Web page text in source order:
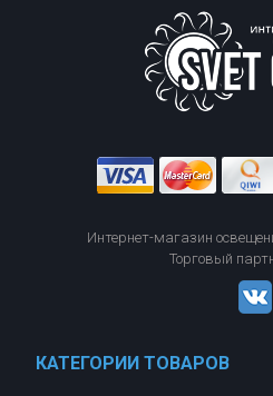
Интернет-магазин
Торговый
КАТЕГОРИИ ТОВАРОВ